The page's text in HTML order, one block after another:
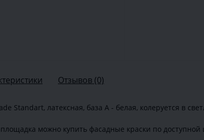
Отзывов (0)
Standart, латексная, база A - белая, колеруется в
можно купить фасадные краски по доступной